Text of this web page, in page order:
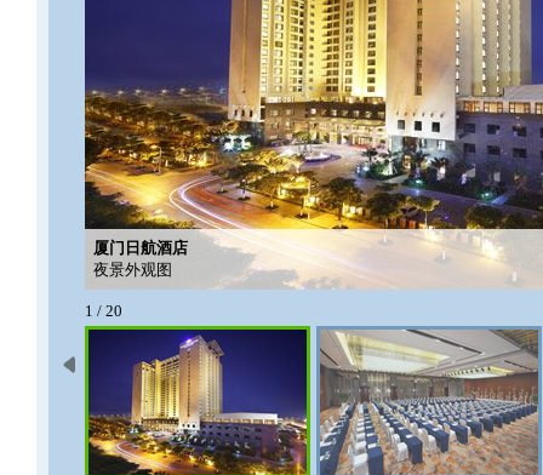
厦门日航酒店
夜景外观图
1 / 20